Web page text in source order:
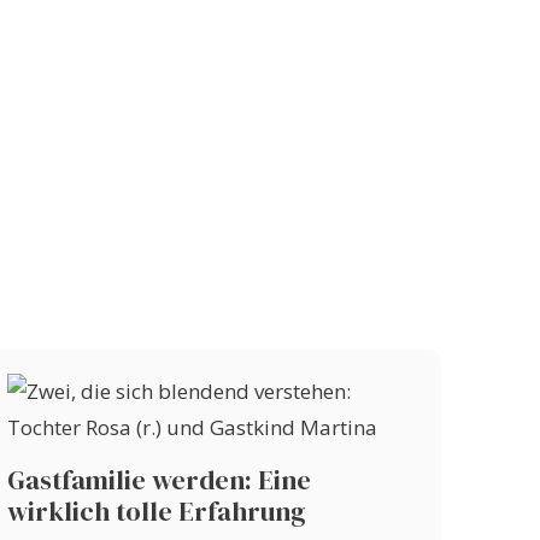
Gastfamilie werden: Eine
wirklich tolle Erfahrung